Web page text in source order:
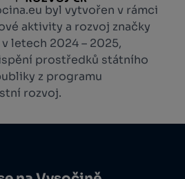
byl vytvořen v rámci
aktivity a rozvoj značky
letech 2024 – 2025,
prostředků státního
z programu
rozvoj.